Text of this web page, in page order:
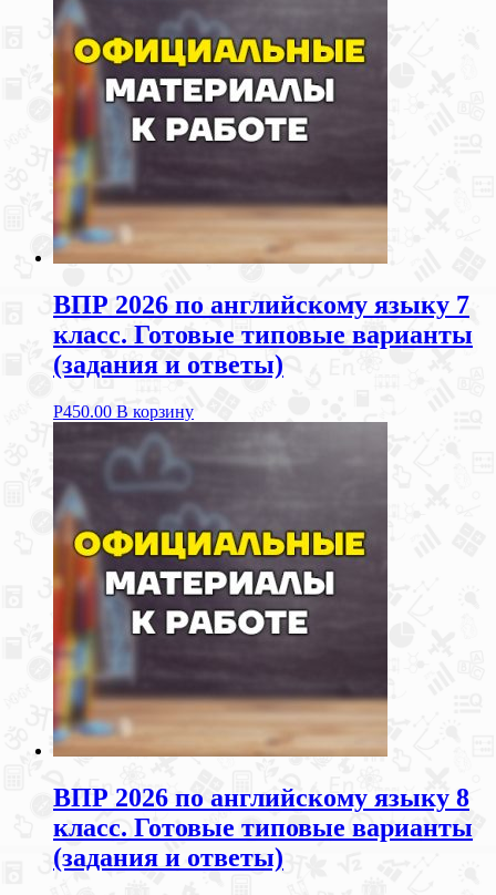
ВПР 2026 по английскому языку 7
класс. Готовые типовые варианты
(задания и ответы)
Р450.00 В корзину
ВПР 2026 по английскому языку 8
класс. Готовые типовые варианты
(задания и ответы)